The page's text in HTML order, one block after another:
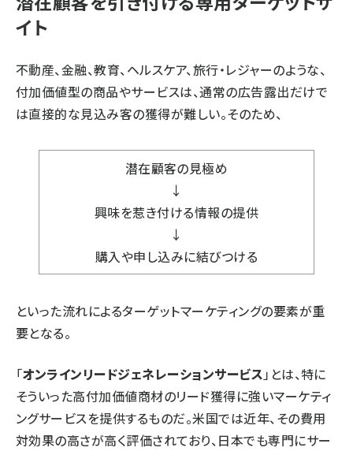
イト
不動産、金融、教育、ヘルスケア、旅行・レジャーのような、
付加価値型の商品やサービスは、通常の広告露出だけで
は直接的な見込み客の獲得が難しい。そのため、
潜在顧客の見極め
↓
興味を惹き付ける情報の提供
↓
購入や申し込みに結びつける
といった流れによるターゲットマーケティングの要素が重
要となる。
「オンラインリードジェネレーションサービス」とは、特に
そういった高付加価値商材のリード獲得に強いマーケティ
ングサービスを提供するものだ。米国では近年、その費用
対効果の高さが高く評価されており、日本でも専門にサー